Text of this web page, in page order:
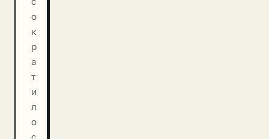
о
к
р
а
т
и
л
о
с